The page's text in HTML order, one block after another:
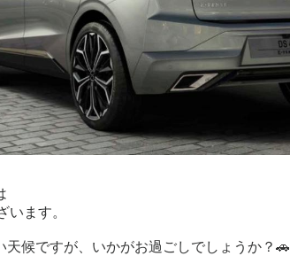
います。
天候ですが、いかがお過ごしでしょうか？🚗